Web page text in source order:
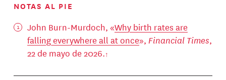
NOTAS AL PIE
John Burn-Murdoch, «Why birth rates are
falling everywhere all at once», Financial Times,
22 de mayo de 2026.